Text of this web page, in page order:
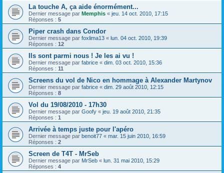
La touche A, ça aide énormément...
Dernier message par Memphis « jeu. 14 oct. 2010, 17:15
Réponses : 5
Piper crash dans Condor
Dernier message par foxlima13 « lun. 04 oct. 2010, 19:39
Réponses : 12
Ils sont parmi nous ! Je les ai vu !
Dernier message par fabrice « dim. 03 oct. 2010, 15:36
Réponses : 11
Screens du vol de Nico en hommage à Alexander Martynov
Dernier message par fabrice « dim. 29 août 2010, 12:15
Réponses : 8
Vol du 19/08/2010 - 17h30
Dernier message par Goofy « jeu. 19 août 2010, 21:35
Réponses : 1
Arrivée à temps juste pour l'apéro
Dernier message par benoit77 « mar. 15 juin 2010, 16:59
Réponses : 2
Screen de T4T - MrSeb
Dernier message par MrSeb « lun. 31 mai 2010, 15:29
Réponses : 4